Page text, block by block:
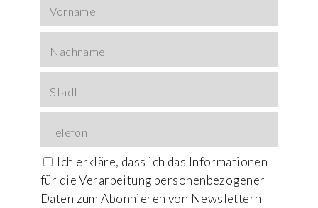
Ich erkläre, dass ich das Informationen
für die Verarbeitung personenbezogener
Daten zum Abonnieren von Newslettern